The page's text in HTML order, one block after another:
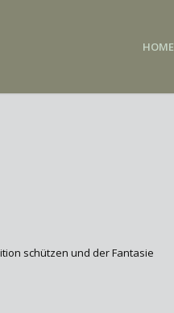
HOME
schützen und der Fantasie